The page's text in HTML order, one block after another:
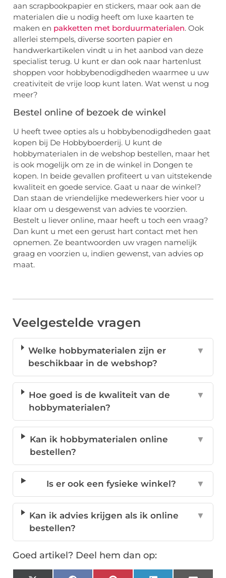
aan scrapbookpapier en stickers, maar ook aan de
materialen die u nodig heeft om luxe kaarten te
maken en pakketten met borduurmaterialen. Ook
allerlei stempels, diverse soorten papier en
handwerkartikelen vindt u in het aanbod van deze
specialist terug. U kunt er dan ook naar hartenlust
shoppen voor hobbybenodigdheden waarmee u uw
creativiteit de vrije loop kunt laten. Wat wenst u nog
meer?
Bestel online of bezoek de winkel
U heeft twee opties als u hobbybenodigdheden gaat
kopen bij De Hobbyboerderij. U kunt de
hobbymaterialen in de webshop bestellen, maar het
is ook mogelijk om ze in de winkel in Dongen te
kopen. In beide gevallen profiteert u van uitstekende
kwaliteit en goede service. Gaat u naar de winkel?
Dan staan de vriendelijke medewerkers hier voor u
klaar om u desgewenst van advies te voorzien.
Bestelt u liever online, maar heeft u toch een vraag?
Dan kunt u met een gerust hart contact met hen
opnemen. Ze beantwoorden uw vragen namelijk
graag en voorzien u, indien gewenst, van advies op
maat.
Veelgestelde vragen
Welke hobbymaterialen zijn er
beschikbaar in de webshop?
▼
Hoe goed is de kwaliteit van de
hobbymaterialen?
▼
Kan ik hobbymaterialen online
bestellen?
▼
Is er ook een fysieke winkel? ▼
Kan ik advies krijgen als ik online
bestellen?
▼
Goed artikel? Deel hem dan op: